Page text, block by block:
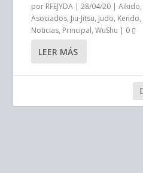
por RFEJYDA |28/04/20 |Aikido,
Asociados, Jiu-Jitsu, Judo, Kendo,
Noticias, Principal,WuShu | 0
LEER MÁS